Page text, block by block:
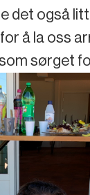
det også
å la oss
sørget